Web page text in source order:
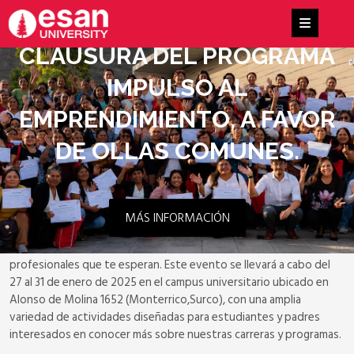
CLAUSURA DEL PROGRAMA
IMPULSO AL
EMPRENDIMIENTO, A FAVOR
DE OLLAS COMUNES.
MÁS INFORMACIÓN
La Universidad ESAN te invita a su Open Day 2025, una experiencia
única para descubrir las oportunidades académicas y
profesionales que te esperan. Este evento se llevará a cabo del
27 al 31 de enero de 2025 en el campus universitario ubicado en
Alonso de Molina 1652 (Monterrico,Surco), con una amplia
variedad de actividades diseñadas para estudiantes y padres
interesados en conocer más sobre nuestras carreras y programas.